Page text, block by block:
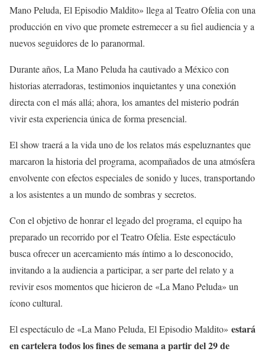
Mano Peluda, El Episodio Maldito» llega al Teatro Ofelia con una
producción en vivo que promete estremecer a su fiel audiencia y a
nuevos seguidores de lo paranormal.
Durante años, La Mano Peluda ha cautivado a México con
historias aterradoras, testimonios inquietantes y una conexión
directa con el más allá; ahora, los amantes del misterio podrán
vivir esta experiencia única de forma presencial.
El show traerá a la vida uno de los relatos más espeluznantes que
marcaron la historia del programa, acompañados de una atmósfera
envolvente con efectos especiales de sonido y luces, transportando
a los asistentes a un mundo de sombras y secretos.
Con el objetivo de honrar el legado del programa, el equipo ha
preparado un recorrido por el Teatro Ofelia. Este espectáculo
busca ofrecer un acercamiento más íntimo a lo desconocido,
invitando a la audiencia a participar, a ser parte del relato y a
revivir esos momentos que hicieron de «La Mano Peluda» un
ícono cultural.
El espectáculo de «La Mano Peluda, El Episodio Maldito» estará
en cartelera todos los fines de semana a partir del 29 de